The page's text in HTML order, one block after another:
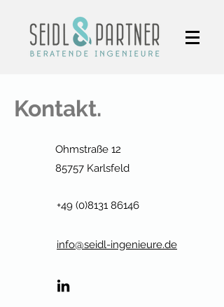
Kontakt.
Ohmstraße 12
85757 Karlsfeld
+49 (0)8131 86146
info@seidl-ingenieure.de